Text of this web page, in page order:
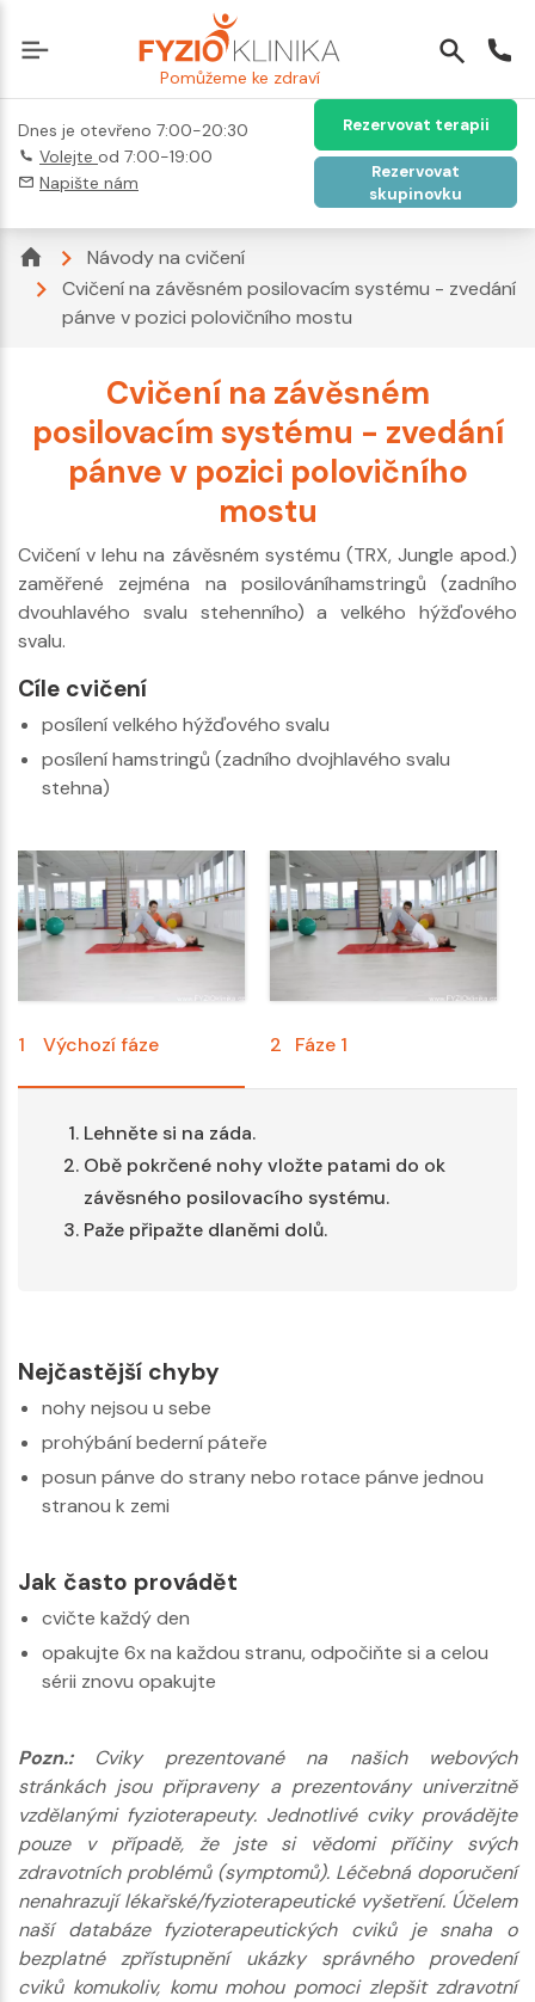
Pomůžeme ke zdraví
Dnes je otevřeno 7:00-20:30
Volejte od 7:00-19:00
Napište nám
Rezervovat terapii
Rezervovat
skupinovku
Návody na cvičení
Cvičení na závěsném posilovacím systému - zvedání
pánve v pozici polovičního mostu
Cvičení na závěsném
posilovacím systému - zvedání
pánve v pozici polovičního
mostu
Cvičení v lehu na závěsném systému (TRX, Jungle apod.)
zaměřené zejména na posilováníhamstringů (zadního
dvouhlavého svalu stehenního) a velkého hýžďového
svalu.
Cíle cvičení
posílení velkého hýžďového svalu
posílení hamstringů (zadního dvojhlavého svalu
stehna)
1 Výchozí fáze 2 Fáze 1
Lehněte si na záda.
Obě pokrčené nohy vložte patami do ok
závěsného posilovacího systému.
Paže připažte dlaněmi dolů.
Nejčastější chyby
nohy nejsou u sebe
prohýbání bederní páteře
posun pánve do strany nebo rotace pánve jednou
stranou k zemi
Jak často provádět
cvičte každý den
opakujte 6x na každou stranu, odpočiňte si a celou
sérii znovu opakujte
Pozn.: Cviky prezentované na našich webových
stránkách jsou připraveny a prezentovány univerzitně
vzdělanými fyzioterapeuty. Jednotlivé cviky provádějte
pouze v případě, že jste si vědomi příčiny svých
zdravotních problémů (symptomů). Léčebná doporučení
nenahrazují lékařské/fyzioterapeutické vyšetření. Účelem
naší databáze fyzioterapeutických cviků je snaha o
bezplatné zpřístupnění ukázky správného provedení
cviků komukoliv, komu mohou pomoci zlepšit zdravotní